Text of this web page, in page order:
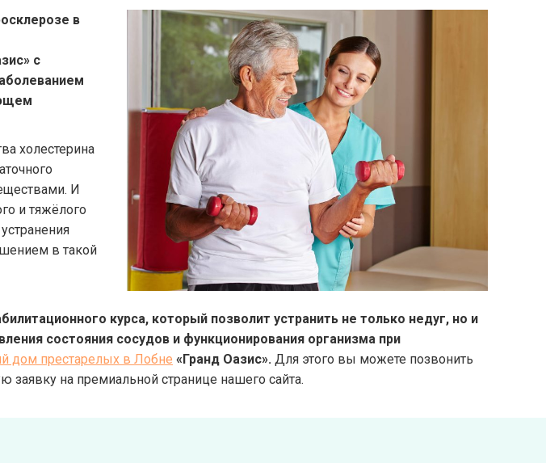
в
с
холестерина
И
и тяжёлого
в такой
курса, который позволит устранить не только недуг, но и
состояния сосудов и функционирования организма при
дом престарелых в Лобне «Гранд Оазис». Для этого вы можете позвонить
заявку на премиальной странице нашего сайта.